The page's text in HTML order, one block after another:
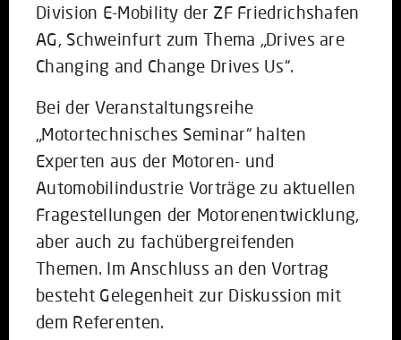
Division E-Mobility der ZF Friedrichshafen
AG, Schweinfurt zum Thema „Drives are
Changing and Change Drives Us“.
Bei der Veranstaltungsreihe
„Motortechnisches Seminar“ halten
Experten aus der Motoren- und
Automobilindustrie Vorträge zu aktuellen
Fragestellungen der Motorenentwicklung,
aber auch zu fachübergreifenden
Themen. Im Anschluss an den Vortrag
besteht Gelegenheit zur Diskussion mit
dem Referenten.